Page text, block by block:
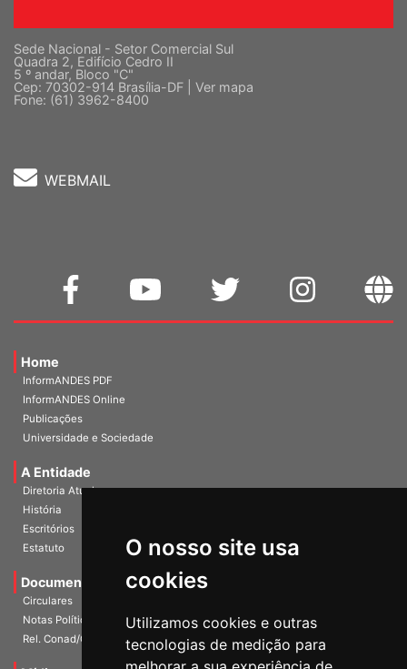
O nosso site usa
cookies
Utilizamos cookies e outras
tecnologias de medição para
Sede Nacional - Setor Comercial Sul
Quadra 2, Edifício Cedro II
5 º andar, Bloco "C"
Cep: 70302-914 Brasília-DF | Ver mapa
Fone: (61) 3962-8400
WEBMAIL
Home
InformANDES PDF
InformANDES Online
Publicações
Universidade e Sociedade
A Entidade
Diretoria Atual
História
Escritórios
Estatuto
Documentos
Circulares
Notas Políticas
Rel. Conad/Congresso